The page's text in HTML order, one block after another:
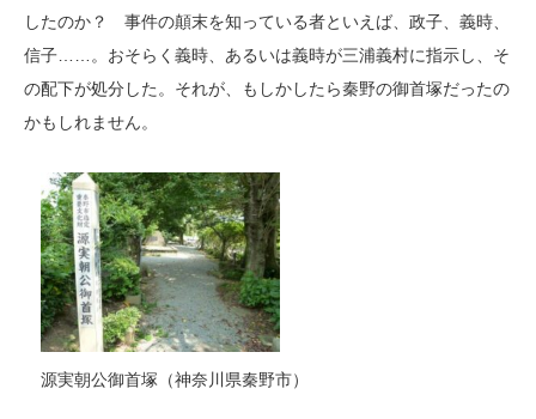
したのか？ 事件の顛末を知っている者といえば、政子、義時、
信子……。おそらく義時、あるいは義時が三浦義村に指示し、そ
の配下が処分した。それが、もしかしたら秦野の御首塚だったの
かもしれません。
源実朝公御首塚（神奈川県秦野市）